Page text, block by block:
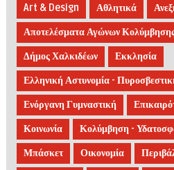
Art & Design Αθλητικά
Αποτελέσματα Αγώνων
Δήμος Χαλκιδέων Εκκλησία
Ελληνική Αστυνομία -
Ενόργανη Γυμναστική
Κοινωνία Κολύμβηση -
Μπάσκετ Οικονομία